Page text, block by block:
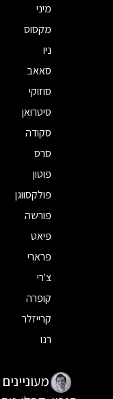
מיני
מקסוס
ניו
סאאב
סוזוקי
סיטרואן
סקודה
סרס
פוטון
פולקסווגן
פורשה
פיאט
פרארי
צ'רי
קופרה
קרייזלר
רנו